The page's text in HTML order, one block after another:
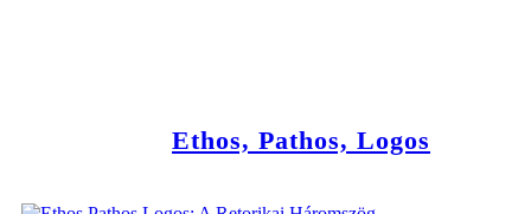
Ethos, Pathos, Logos